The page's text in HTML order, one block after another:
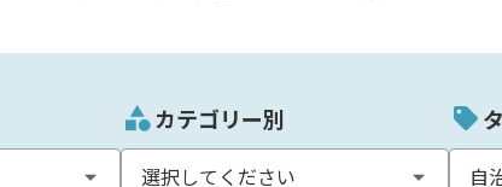
カテゴリー別